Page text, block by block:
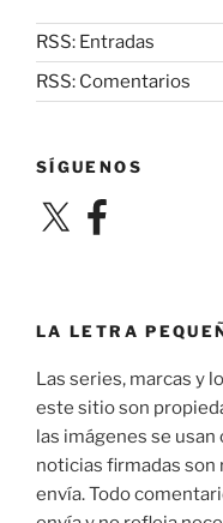
RSS: Entradas
RSS: Comentarios
SÍGUENOS
X Facebook
LA LETRA
Las series, marcas y
este sitio son
las imágenes se
noticias firmadas son
envía. Todo